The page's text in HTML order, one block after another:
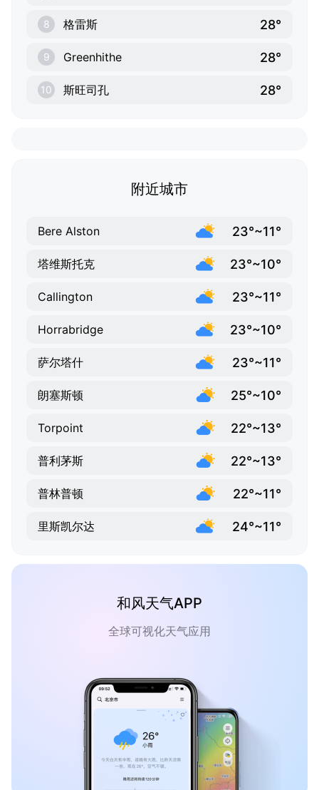
8 格雷斯 28°
9 Greenhithe 28°
10 斯旺司孔 28°
附近城市
Bere Alston 23°~11°
塔维斯托克 23°~10°
Callington 23°~11°
Horrabridge 23°~10°
萨尔塔什 23°~11°
朗塞斯顿 25°~10°
Torpoint 22°~13°
普利茅斯 22°~13°
普林普顿 22°~11°
里斯凯尔达 24°~11°
和风天气APP
全球可视化天气应用